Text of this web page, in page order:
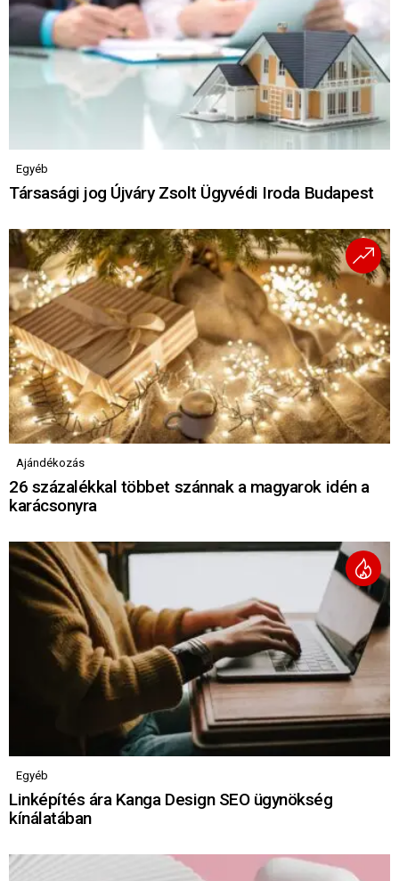
Egyéb
Társasági jog Újváry Zsolt Ügyvédi Iroda Budapest
Ajándékozás
26 százalékkal többet szánnak a magyarok idén a
karácsonyra
Egyéb
Linképítés ára Kanga Design SEO ügynökség
kínálatában